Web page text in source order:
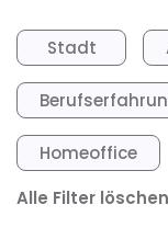
Stadt
Homeoffice
Alle Filter löschen